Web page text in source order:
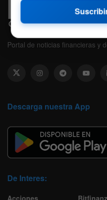
Portal de noticias financieras y
Descarga nuestra App
De Interes:
Acciones